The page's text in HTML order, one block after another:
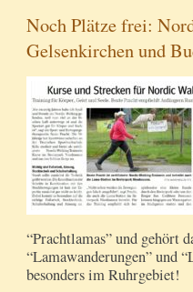
Noch Plätze frei:
Gelsenkirchen und
“Prachtlamas” und gehört
“Lamawanderungen” und
besonders im Ruhrgebiet!